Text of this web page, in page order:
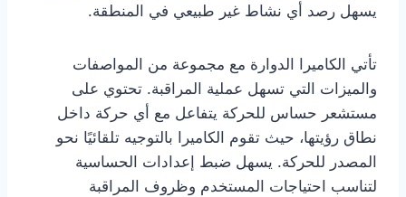
يسهل رصد أي نشاط غير طبيعي في المنطقة.
تأتي الكاميرا الدوارة مع مجموعة من المواصفات
والميزات التي تسهل عملية المراقبة. تحتوي على
مستشعر حساس للحركة يتفاعل مع أي حركة داخل
نطاق رؤيتها، حيث تقوم الكاميرا بالتوجيه تلقائيًا نحو
المصدر للحركة. يسهل ضبط إعدادات الحساسية
لتناسب احتياجات المستخدم وظروف المراقبة